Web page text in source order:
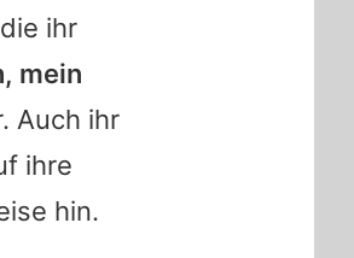
ihr
mein
Auch ihr
ihre
hin.